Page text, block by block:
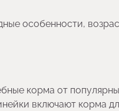
особенности,
корма от
включают корма